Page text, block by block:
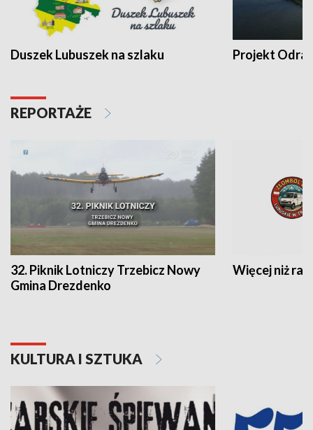
Duszek Lubuszek na szlaku Projekt Odra
REPORTAŻE
32. Piknik Lotniczy Trzebicz Nowy
Gmina Drezdenko
Więcej niż rajd
KULTURA I SZTUKA